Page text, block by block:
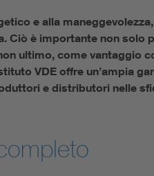
e alla
Ciò è importante non solo
ultimo, come vantaggio
VDE offre un’ampia
e distributori nelle